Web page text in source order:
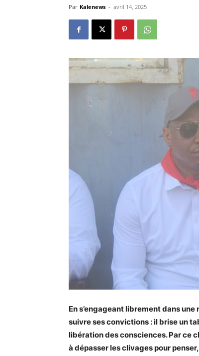
Par Kalenews - avril 14, 2025
En s’engageant librement dans
suivre ses convictions : il brise un
libération des consciences. Par ce
à dépasser les clivages pour